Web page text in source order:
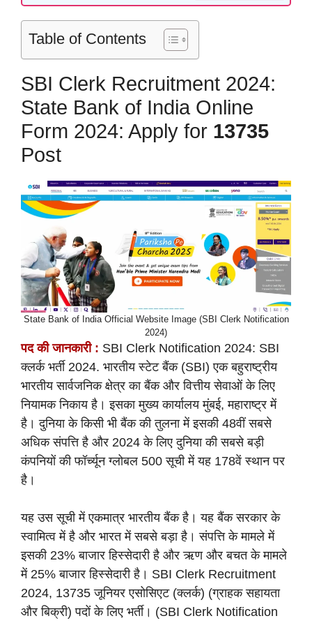
Table of Contents
SBI Clerk Recruitment 2024:
State Bank of India Online
Form 2024: Apply for 13735
Post
State Bank of India Official Website Image (SBI Clerk Notification
2024)
पद की जानकारी : SBI Clerk Notification 2024: SBI
क्लर्क भर्ती 2024. भारतीय स्टेट बैंक (SBI) एक बहुराष्ट्रीय
भारतीय सार्वजनिक क्षेत्र का बैंक और वित्तीय सेवाओं के लिए
नियामक निकाय है। इसका मुख्य कार्यालय मुंबई, महाराष्ट्र में
है। दुनिया के किसी भी बैंक की तुलना में इसकी 48वीं सबसे
अधिक संपत्ति है और 2024 के लिए दुनिया की सबसे बड़ी
कंपनियों की फॉर्च्यून ग्लोबल 500 सूची में यह 178वें स्थान पर
है।
यह उस सूची में एकमात्र भारतीय बैंक है। यह बैंक सरकार के
स्वामित्व में है और भारत में सबसे बड़ा है। संपत्ति के मामले में
इसकी 23% बाजार हिस्सेदारी है और ऋण और बचत के मामले
में 25% बाजार हिस्सेदारी है। SBI Clerk Recruitment
2024, 13735 जूनियर एसोसिएट (क्लर्क) (ग्राहक सहायता
और बिक्री) पदों के लिए भर्ती। (SBI Clerk Notification